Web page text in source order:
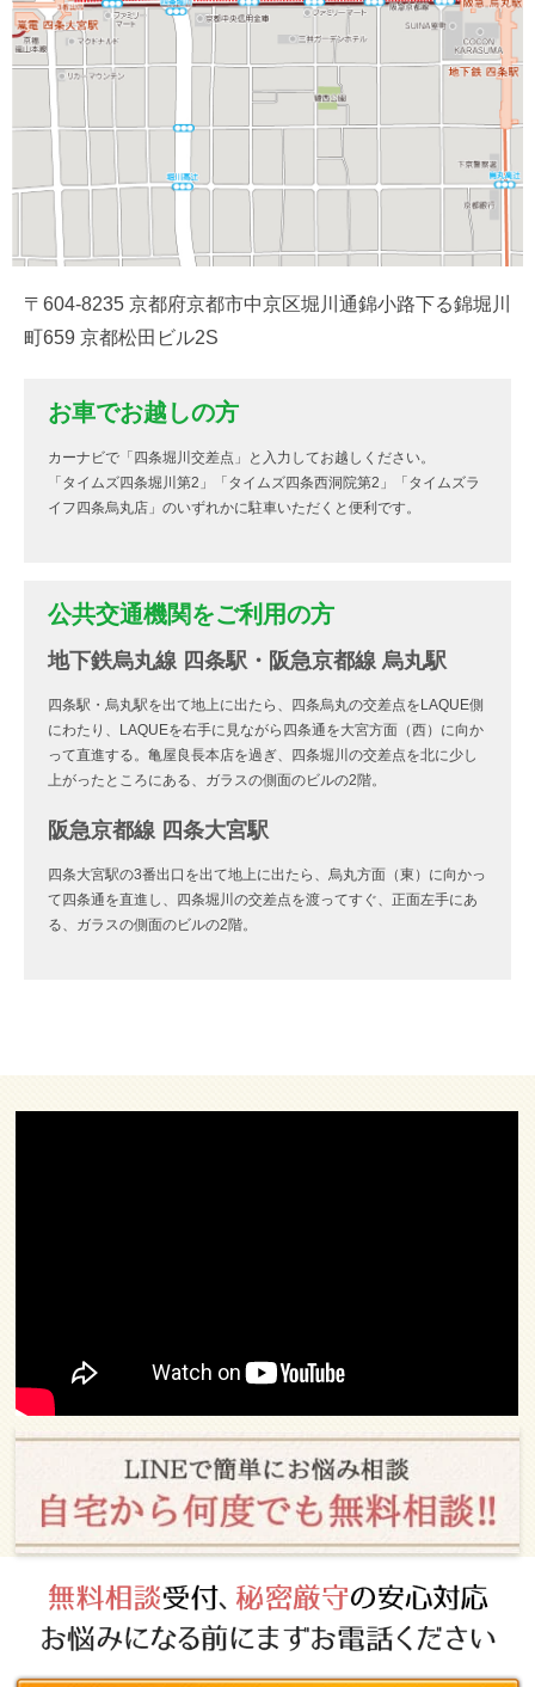
〒604-8235 京都府京都市中京区堀川通錦小路下る錦堀川
町659 京都松田ビル2S
お車でお越しの方
カーナビで「四条堀川交差点」と入力してお越しください。
「タイムズ四条堀川第2」「タイムズ四条西洞院第2」「タイムズラ
イフ四条烏丸店」のいずれかに駐車いただくと便利です。
公共交通機関をご利用の方
地下鉄烏丸線 四条駅・阪急京都線 烏丸駅
四条駅・烏丸駅を出て地上に出たら、四条烏丸の交差点をLAQUE側
にわたり、LAQUEを右手に見ながら四条通を大宮方面（西）に向か
って直進する。亀屋良長本店を過ぎ、四条堀川の交差点を北に少し
上がったところにある、ガラスの側面のビルの2階。
阪急京都線 四条大宮駅
四条大宮駅の3番出口を出て地上に出たら、烏丸方面（東）に向かっ
て四条通を直進し、四条堀川の交差点を渡ってすぐ、正面左手にあ
る、ガラスの側面のビルの2階。